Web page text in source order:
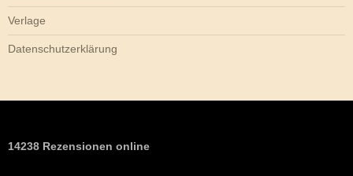
Verlage
Datenschutzerklärung
14238 Rezensionen online